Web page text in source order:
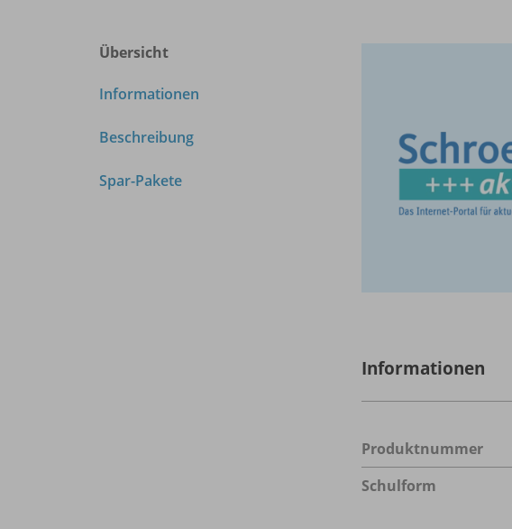
Übersicht
Informationen
Beschreibung
Spar-Pakete
Informationen
Produktnummer
Schulform